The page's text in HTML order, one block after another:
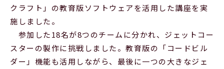
クラフト」の教育版ソフトウェアを活用した講座を実
施しました。
参加した18名が8つのチームに分かれ、ジェットコー
スターの製作に挑戦しました。教育版の「コードビル
ダー」機能も活用しながら、最後に一つの大きなジェ